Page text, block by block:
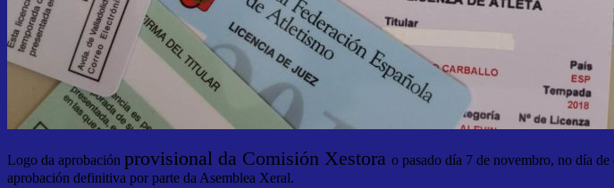
Logo da aprobación provisional da Comisión Xestora o pasado día 7 de novembro, no día de
aprobación definitiva por parte da Asemblea Xeral.